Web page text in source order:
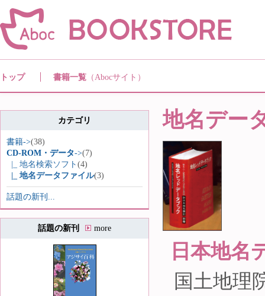
トップ 書籍一覧 （Abocサイト）
カテゴリ
書籍->(38)
CD-ROM・データ->(7)
|_ 地名検索ソフト(4)
|_ 地名データファイル(3)
話題の新刊...
話題の新刊 more
地名デー
日本地名
国土地理